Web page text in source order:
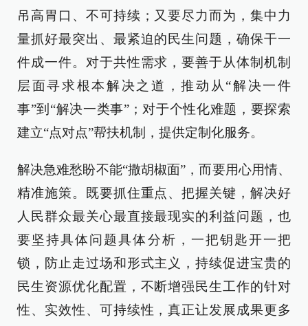
吊高胃口、不可持续；又要尽力而为，集中力
量抓好最突出、最紧迫的民生问题，确保干一
件成一件。对于共性需求，要善于从体制机制
层面寻求根本解决之道，推动从“解决一件
事”到“解决一类事”；对于个性化难题，要探索
建立“点对点”帮扶机制，提供定制化服务。
解决急难愁盼不能“撒胡椒面”，而要用心用情、
精准施策。既要抓住重点、把握关键，解决好
人民群众最关心最直接最现实的利益问题，也
要坚持具体问题具体分析，一把钥匙开一把
锁，防止走过场和形式主义，持续促进宝贵的
民生资源优化配置，不断增强民生工作的针对
性、实效性、可持续性，真正让发展成果更多